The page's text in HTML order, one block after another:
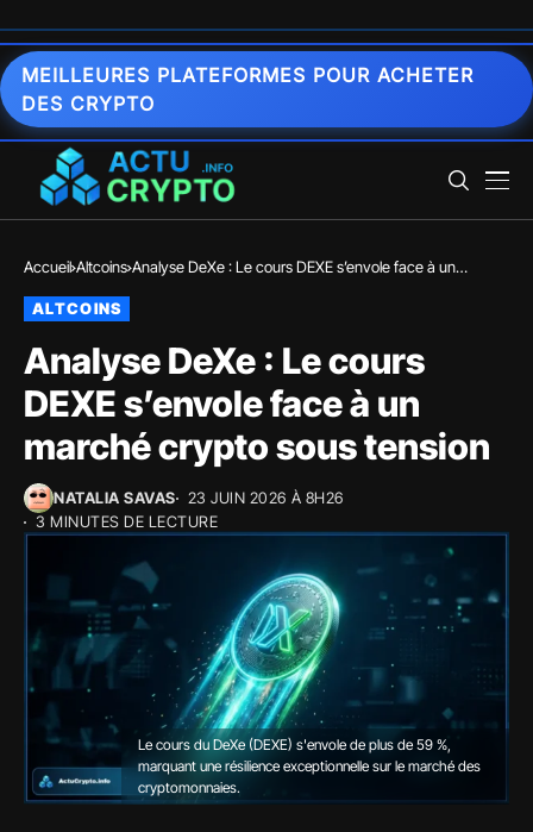
MEILLEURES PLATEFORMES POUR ACHETER
DES CRYPTO
Accueil Altcoins Analyse DeXe : Le cours DEXE s’envole face à un
ALTCOINS
Analyse DeXe : Le cours
DEXE s’envole face à un
marché crypto sous tension
NATALIA SAVAS
23 JUIN 2026 À 8H26
3 MINUTES DE LECTURE
Le cours du DeXe (DEXE) s'envole de plus de 59 %,
marquant une résilience exceptionnelle sur le marché des
cryptomonnaies.